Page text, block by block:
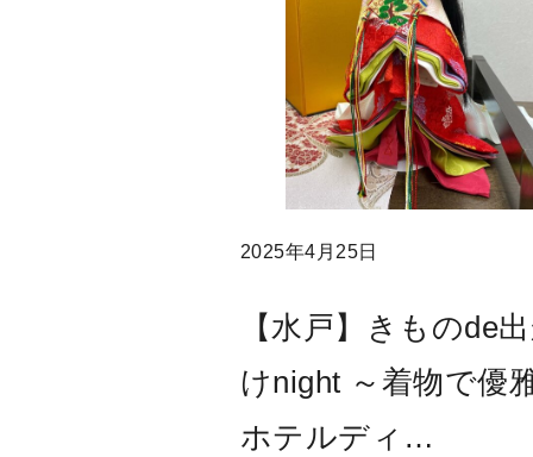
2025年4月25日
【水戸】きものde
けnight ～着物で優
ホテルディ…